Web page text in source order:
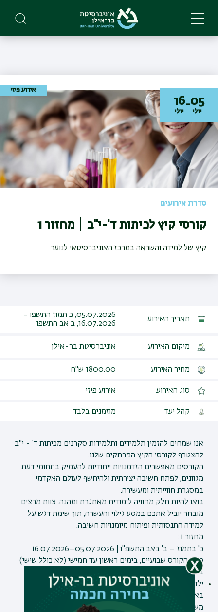
main
05
יולי
-
16
יולי
אירוע פיזי
סדרת אירועים
קורסי קיץ לכיתות ד'-י"ב ׀ מחזור 1
קיץ של למידה והשראה במרכז האוניברסיטאי לנוער
תאריך האירוע
05.07.2026, כ תמוז התשפו -
16.07.2026, ב אב התשפו
מיקום האירוע אוניברסיטת בר-אילן
מחיר האירוע 1800.00 ש"ח
סוג האירוע אירוע פיזי
קהל יעד מוזמנים בלבד
אנו שמחים להזמין תלמידים ותלמידות סקרנים מכיתות ד’ - י"ב
להצטרף לקורסי הקיץ המרתקים שלנו.
הקורסים מאפשרים הזדמנויות ייחודיות להעמיק בתחומי דעת
מגוונים, לפתח חשיבה יצירתית ולהיחשף לעולם האקדמי
במסגרת חווייתית ומעשירה.
בואו להיות חלק מחוויה לימודית מאתגרת ומהנה. צוות מרצים
מובחר יוביל אתכם במסע גילוי והעשרה, תוך שימת דגש על
למידה התנסותית ופיתוח מיומנויות חשיבה.
מחזור 1:
כ' בתמוז – ב' באב התשפ"ו | 05.07.2026–16.07.2026
משך הקורס שבועיים, בימים ראשון עד חמישי (לא כולל שישי)
בשעות 9:00-12:00
ילדי ונכדי עובדי.ות אוניברסיטת בר-אילן, וכן, סטודנטים.יות
משכר הלימוד.